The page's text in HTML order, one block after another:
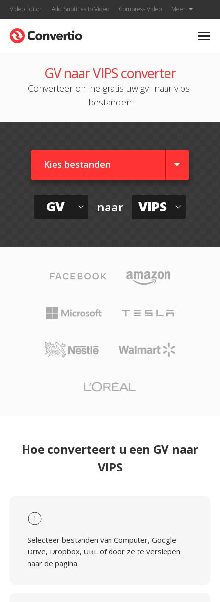
Video Editor Add Subtitles to Video Compress Video Meer
GV naar VIPS converter
Converteer online gratis uw gv- naar vips-
bestanden
Kies bestanden
GV naar VIPS
Hoe converteert u een GV naar
VIPS
1
Selecteer bestanden van Computer, Google
Drive, Dropbox, URL of door ze te verslepen
naar de pagina.